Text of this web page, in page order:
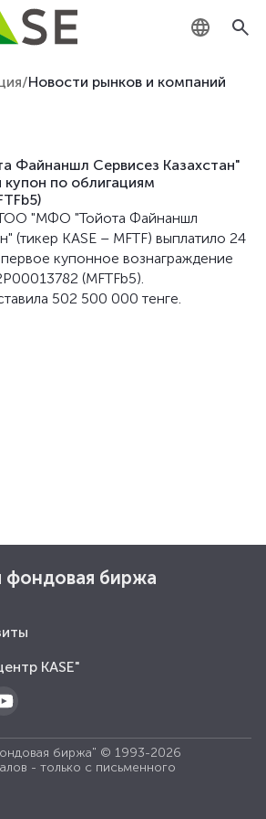
KZ
EN
/Новости рынков и компаний
Сервисез Казахстан"
по облигациям
"МФО "Тойота Файнаншл
(тикер KASE – MFTF) выплатило 24
купонное вознаграждение
(MFTFb5).
502 500 000 тенге.
фондовая биржа
KASE"
биржа" © 1993-2026
- только с письменного